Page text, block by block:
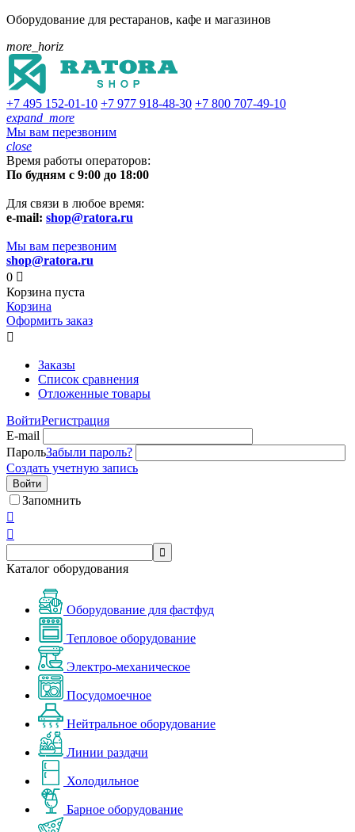
Оборудование для рестаранов, кафе и магазинов
more_horiz
+7 495 152-01-10 +7 977 918-48-30 +7 800 707-49-10
expand_more
Мы вам перезвоним
close
Время работы операторов:
По будням с 9:00 до 18:00
Для связи в любое время:
e-mail: shop@ratora.ru
Мы вам перезвоним
shop@ratora.ru
0 
Корзина пуста
Корзина
Оформить заказ

Заказы
Список сравнения
Отложенные товары
ВойтиРегистрация
E-mail
ПарольЗабыли пароль?
Создать учетную запись
Войти
Запомнить



Каталог оборудования
Оборудование для фастфуд
Тепловое оборудование
Электро-механическое
Посудомоечное
Нейтральное оборудование
Линии раздачи
Холодильное
Барное оборудование